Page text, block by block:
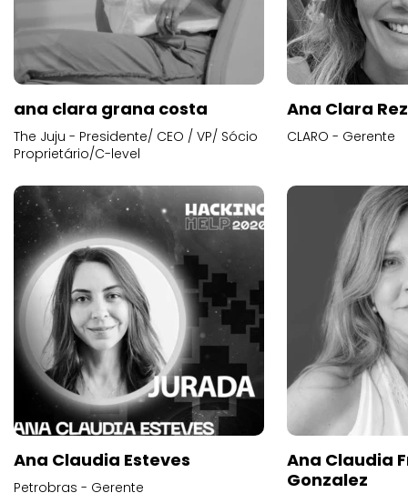
ana clara grana costa
The Juju - Presidente/ CEO / VP/ Sócio
Proprietário/C-level
Ana Clara
CLARO - Gerente
Ana Claudia Esteves
Petrobras - Gerente
Ana Claudia
Gonzalez